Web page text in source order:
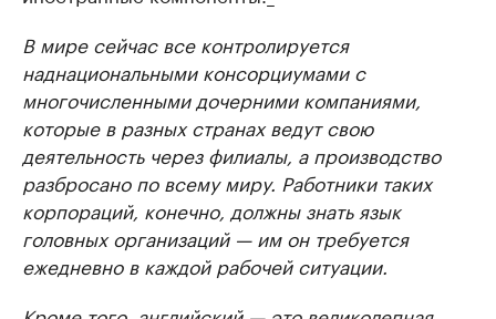
В мире сейчас все контролируется
наднациональными консорциумами с
многочисленными дочерними компаниями,
которые в разных странах ведут свою
деятельность через филиалы, а производство
разбросано по всему миру. Работники таких
корпораций, конечно, должны знать язык
головных организаций — им он требуется
ежедневно в каждой рабочей ситуации.